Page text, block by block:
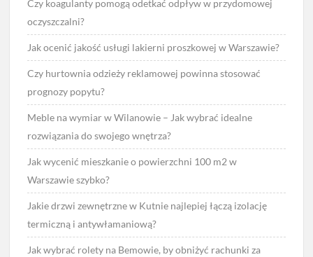
Czy koagulanty pomogą odetkać odpływ w przydomowej
oczyszczalni?
Jak ocenić jakość usługi lakierni proszkowej w Warszawie?
Czy hurtownia odzieży reklamowej powinna stosować
prognozy popytu?
Meble na wymiar w Wilanowie – Jak wybrać idealne
rozwiązania do swojego wnętrza?
Jak wycenić mieszkanie o powierzchni 100 m2 w
Warszawie szybko?
Jakie drzwi zewnętrzne w Kutnie najlepiej łączą izolację
termiczną i antywłamaniową?
Jak wybrać rolety na Bemowie, by obniżyć rachunki za